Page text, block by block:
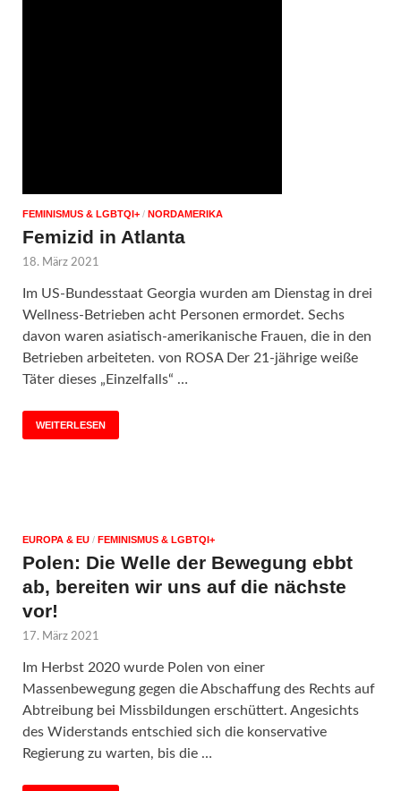
FEMINISMUS & LGBTQI+ / NORDAMERIKA
Femizid in Atlanta
18. März 2021
Im US-Bundesstaat Georgia wurden am Dienstag in drei
Wellness-Betrieben acht Personen ermordet. Sechs
davon waren asiatisch-amerikanische Frauen, die in den
Betrieben arbeiteten. von ROSA Der 21-jährige weiße
Täter dieses „Einzelfalls“ …
WEITERLESEN
EUROPA & EU / FEMINISMUS & LGBTQI+
Polen: Die Welle der Bewegung ebbt
ab, bereiten wir uns auf die nächste
vor!
17. März 2021
Im Herbst 2020 wurde Polen von einer
Massenbewegung gegen die Abschaffung des Rechts auf
Abtreibung bei Missbildungen erschüttert. Angesichts
des Widerstands entschied sich die konservative
Regierung zu warten, bis die …